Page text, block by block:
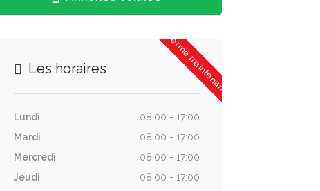
Fermé maintenant
Les horaires
Lundi
08:00 - 17:00
Mardi
08:00 - 17:00
Mercredi
08:00 - 17:00
Jeudi
08:00 - 17:00